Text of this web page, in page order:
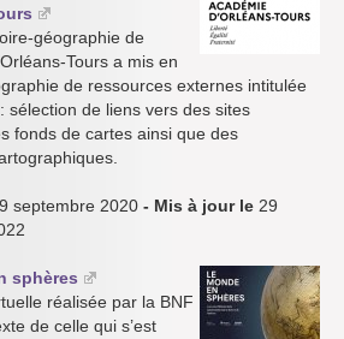
géographie de
Tours a mis en
de ressources externes intitulée
sélection de liens vers des sites
fonds de cartes ainsi que des
septembre 2020 - Mis à jour le 29
sphères
réalisée par la BNF
de celle qui s’est